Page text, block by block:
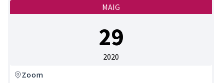
MAIG
29
2020
Zoom